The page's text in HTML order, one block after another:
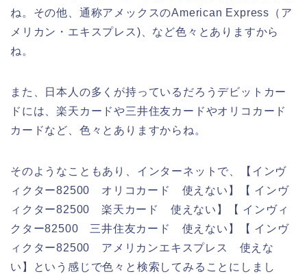
ね。その他、通称アメックスのAmerican Express（ア
メリカン・エキスプレス)、など色々とありますから
ね。
また、日本人の多くが持っているだろうデビットカー
ドには、楽天カードや三井住友カードやオリコカード
カードなど、色々とありますからね。
そのようなこともあり、インターネットで、【インヴ
ィクター82500 オリコカード 使えない】【 インヴ
ィクター82500 楽天カード 使えない】【 インヴィ
クター82500 三井住友カード 使えない】【 インヴ
ィクター82500 アメリカンエキスプレス 使えな
い】という感じで色々と検索してみることにしまし